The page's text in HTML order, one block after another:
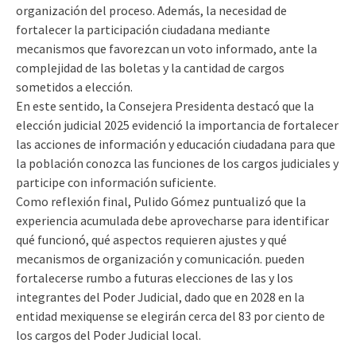
organización del proceso. Además, la necesidad de
fortalecer la participación ciudadana mediante
mecanismos que favorezcan un voto informado, ante la
complejidad de las boletas y la cantidad de cargos
sometidos a elección.
En este sentido, la Consejera Presidenta destacó que la
elección judicial 2025 evidenció la importancia de fortalecer
las acciones de información y educación ciudadana para que
la población conozca las funciones de los cargos judiciales y
participe con información suficiente.
Como reflexión final, Pulido Gómez puntualizó que la
experiencia acumulada debe aprovecharse para identificar
qué funcionó, qué aspectos requieren ajustes y qué
mecanismos de organización y comunicación. pueden
fortalecerse rumbo a futuras elecciones de las y los
integrantes del Poder Judicial, dado que en 2028 en la
entidad mexiquense se elegirán cerca del 83 por ciento de
los cargos del Poder Judicial local.